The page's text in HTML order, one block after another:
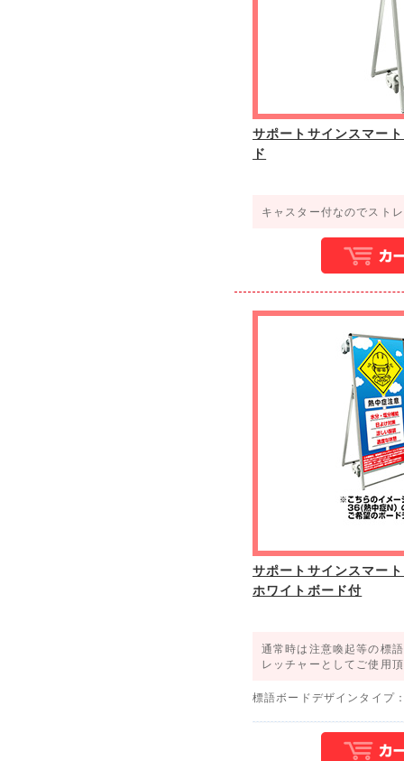
サポートサインスマー
ド
キャスター付なのでスト
サポートサインスマー
ホワイトボード付
通常時は注意喚起等の標
レッチャーとしてご使用
標語ボードデザインタイプ